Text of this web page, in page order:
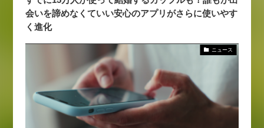
会いを諦めなくていい安心のアプリがさらに使いやす
く進化
ニュース